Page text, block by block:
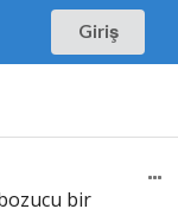
Giriş
bir